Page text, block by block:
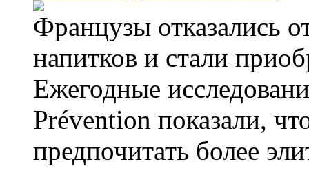
Французы отказались
напитков и стали
Ежегодные
Prévention показали,
предпочитать более